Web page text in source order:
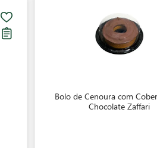
Bolo de Cenoura com
Chocolate Zaffari